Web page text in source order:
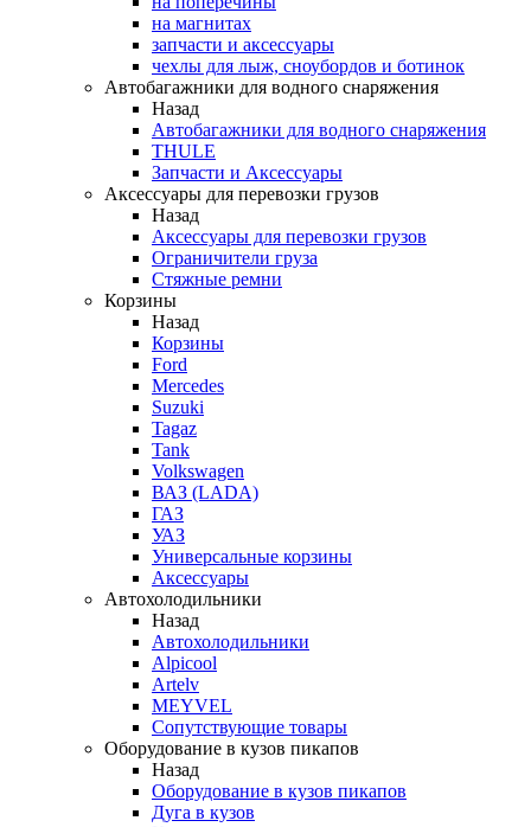
на магнитах
запчасти и аксессуары
чехлы для лыж, сноубордов и ботинок
Автобагажники для водного снаряжения
Назад
Автобагажники для водного снаряжения
THULE
Запчасти и Аксессуары
Аксессуары для перевозки грузов
Назад
Аксессуары для перевозки грузов
Ограничители груза
Стяжные ремни
Корзины
Назад
Корзины
Ford
Mercedes
Suzuki
Tagaz
Tank
Volkswagen
ВАЗ (LADA)
ГАЗ
УАЗ
Универсальные корзины
Аксессуары
Автохолодильники
Назад
Автохолодильники
Alpicool
Artelv
MEYVEL
Сопутствующие товары
Оборудование в кузов пикапов
Назад
Оборудование в кузов пикапов
Дуга в кузов